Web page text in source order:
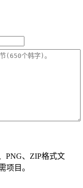
PNG、ZIP格式文
项目。